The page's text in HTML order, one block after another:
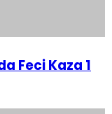
Feci Kaza 1